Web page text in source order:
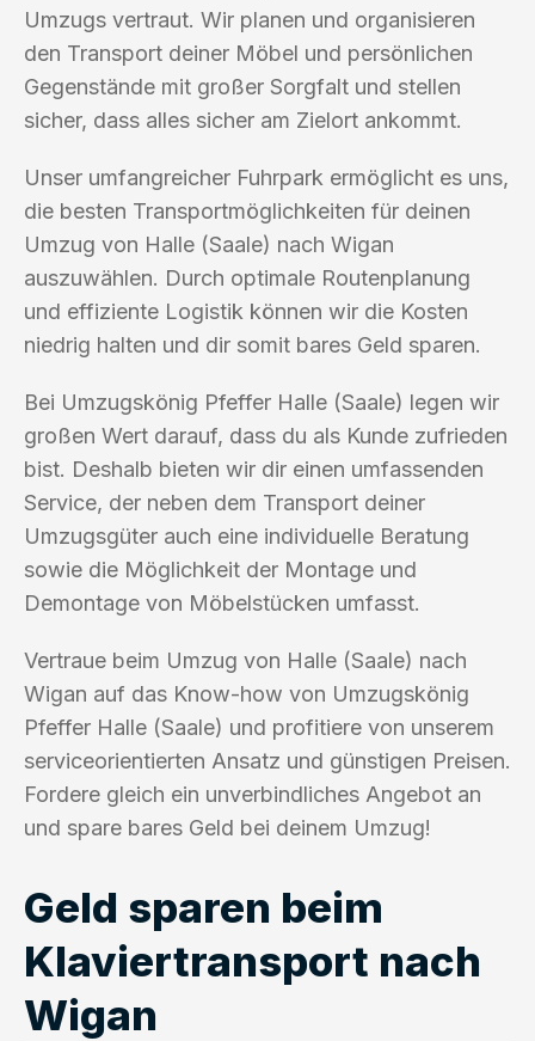
Umzugs vertraut. Wir planen und organisieren
den Transport deiner Möbel und persönlichen
Gegenstände mit großer Sorgfalt und stellen
sicher, dass alles sicher am Zielort ankommt.
Unser umfangreicher Fuhrpark ermöglicht es uns,
die besten Transportmöglichkeiten für deinen
Umzug von Halle (Saale) nach Wigan
auszuwählen. Durch optimale Routenplanung
und effiziente Logistik können wir die Kosten
niedrig halten und dir somit bares Geld sparen.
Bei Umzugskönig Pfeffer Halle (Saale) legen wir
großen Wert darauf, dass du als Kunde zufrieden
bist. Deshalb bieten wir dir einen umfassenden
Service, der neben dem Transport deiner
Umzugsgüter auch eine individuelle Beratung
sowie die Möglichkeit der Montage und
Demontage von Möbelstücken umfasst.
Vertraue beim Umzug von Halle (Saale) nach
Wigan auf das Know-how von Umzugskönig
Pfeffer Halle (Saale) und profitiere von unserem
serviceorientierten Ansatz und günstigen Preisen.
Fordere gleich ein unverbindliches Angebot an
und spare bares Geld bei deinem Umzug!
Geld sparen beim
Klaviertransport nach
Wigan